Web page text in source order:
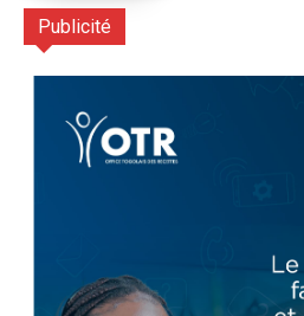
Publicité